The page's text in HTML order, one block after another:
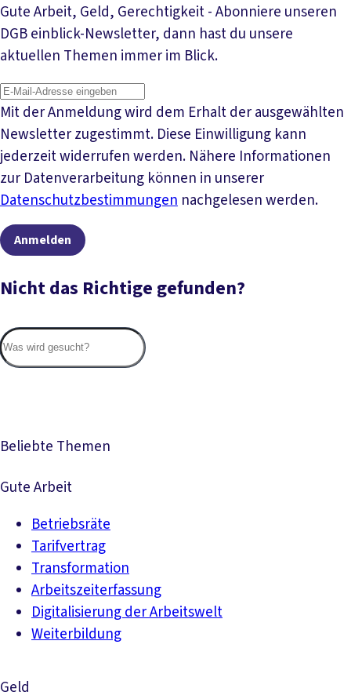
Gute Arbeit, Geld, Gerechtigkeit - Abonniere unseren
DGB einblick-Newsletter, dann hast du unsere
aktuellen Themen immer im Blick.
Mit der Anmeldung wird dem Erhalt der ausgewählten
Newsletter zugestimmt. Diese Einwilligung kann
jederzeit widerrufen werden. Nähere Informationen
zur Datenverarbeitung können in unserer
Datenschutzbestimmungen nachgelesen werden.
Anmelden
Nicht das Richtige gefunden?
Beliebte Themen
Gute Arbeit
Betriebsräte
Tarifvertrag
Transformation
Arbeitszeiterfassung
Digitalisierung der Arbeitswelt
Weiterbildung
Geld